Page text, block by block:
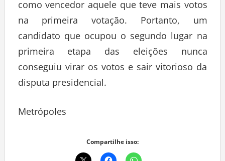
como vencedor aquele que teve mais votos
na primeira votação. Portanto, um
candidato que ocupou o segundo lugar na
primeira etapa das eleições nunca
conseguiu virar os votos e sair vitorioso da
disputa presidencial.
Metrópoles
Compartilhe isso: